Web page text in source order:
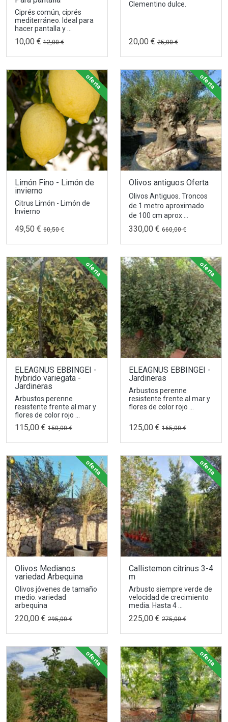
Ciprés común, ciprés
mediterráneo. Ideal para
hacer pantalla y ...
10,00 € 12,00 €
Clementino dulce.
20,00 € 25,00 €
Limón Fino - Limón de
invierno
Citrus Limón - Limón de
Invierno
49,50 € 60,50 €
oferta
Olivos antiguos Oferta
Olivos Antiguos. Troncos
de 1 metro aproximado
de 100 cm aprox ...
330,00 € 660,00 €
oferta
ELEAGNUS EBBINGEI -
hybrido variegata -
Jardineras
Arbustos perenne
resistente frente al mar y
flores de color rojo ...
115,00 € 150,00 €
oferta
ELEAGNUS EBBINGEI -
Jardineras
Arbustos perenne
resistente frente al mar y
flores de color rojo ...
125,00 € 165,00 €
oferta
Olivos Medianos
variedad Arbequina
Olivos jóvenes de tamaño
medio. variedad
arbequina
220,00 € 295,00 €
oferta
Callistemon citrinus 3-4
m
Arbusto siempre verde de
velocidad de crecimiento
media. Hasta 4 ...
225,00 € 275,00 €
oferta
oferta oferta